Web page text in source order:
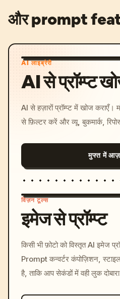
और prompt
AI लाइब्रेरी
AI से प्रॉम्प्ट
AI से हज़ारों प्रॉम्प्ट में खोज
से फ़िल्टर करें और व्यू, बुकमार्क,
मुफ्त में
विज़न टूल्स
इमेज से प्रॉम्प्ट
किसी भी फ़ोटो को विस्तृत AI इमेज
Prompt कन्वर्टर कंपोज़िशन,
है, ताकि आप सेकंडों में वही लुक